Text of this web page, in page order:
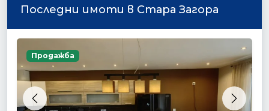
Последни имоти в Стара Загора
Previous Next
Продажба